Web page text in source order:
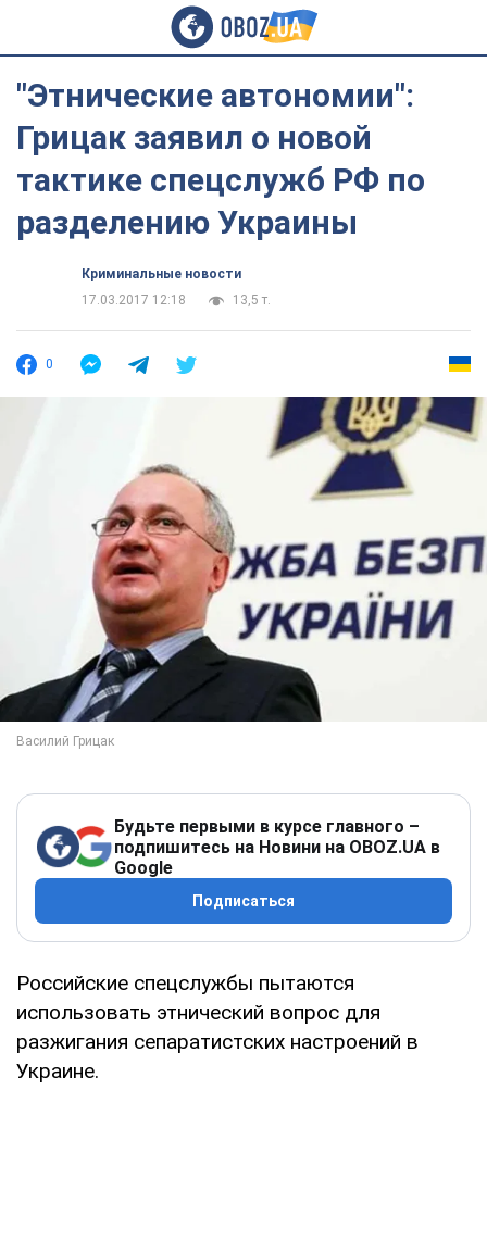
"Этнические автономии":
Грицак заявил о новой
тактике спецслужб РФ по
разделению Украины
Криминальные новости
17.03.2017 12:18
13,5 т.
0
Будьте первыми в курсе главного –
подпишитесь на Новини на OBOZ.UA в
Google
Подписаться
Российские спецслужбы пытаются
использовать этнический вопрос для
разжигания сепаратистских настроений в
Украине.